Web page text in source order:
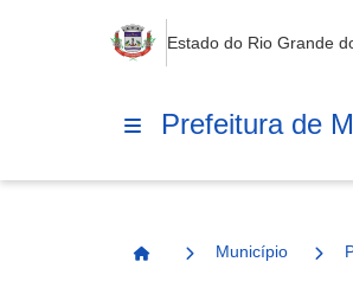
Estado do Rio Grande
Prefeitura de
Página Inicial
Município